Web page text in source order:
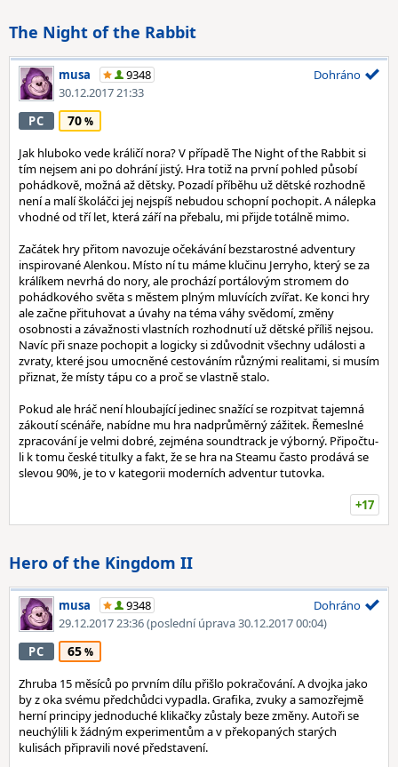
The Night of the Rabbit
musa
9348
30.12.2017 21:33
Dohráno
PC 70
Jak hluboko vede králičí nora? V případě The Night of the Rabbit si
tím nejsem ani po dohrání jistý. Hra totiž na první pohled působí
pohádkově, možná až dětsky. Pozadí příběhu už dětské rozhodně
není a malí školáčci jej nejspíš nebudou schopní pochopit. A nálepka
vhodné od tří let, která září na přebalu, mi přijde totálně mimo.
Začátek hry přitom navozuje očekávání bezstarostné adventury
inspirované Alenkou. Místo ní tu máme klučinu Jerryho, který se za
králíkem nevrhá do nory, ale prochází portálovým stromem do
pohádkového světa s městem plným mluvících zvířat. Ke konci hry
ale začne přituhovat a úvahy na téma váhy svědomí, změny
osobnosti a závažnosti vlastních rozhodnutí už dětské příliš nejsou.
Navíc při snaze pochopit a logicky si zdůvodnit všechny události a
zvraty, které jsou umocněné cestováním různými realitami, si musím
přiznat, že místy tápu co a proč se vlastně stalo.
Pokud ale hráč není hloubající jedinec snažící se rozpitvat tajemná
zákoutí scénáře, nabídne mu hra nadprůměrný zážitek. Řemeslné
zpracování je velmi dobré, zejména soundtrack je výborný. Připočtu-
li k tomu české titulky a fakt, že se hra na Steamu často prodává se
slevou 90%, je to v kategorii moderních adventur tutovka.
+17
Hero of the Kingdom II
musa
9348
29.12.2017 23:36(poslední úprava 30.12.2017 00:04)
Dohráno
PC 65
Zhruba 15 měsíců po prvním dílu přišlo pokračování. A dvojka jako
by z oka svému předchůdci vypadla. Grafika, zvuky a samozřejmě
herní principy jednoduché klikačky zůstaly beze změny. Autoři se
neuchýlili k žádným experimentům a v překopaných starých
kulisách připravili nové představení.